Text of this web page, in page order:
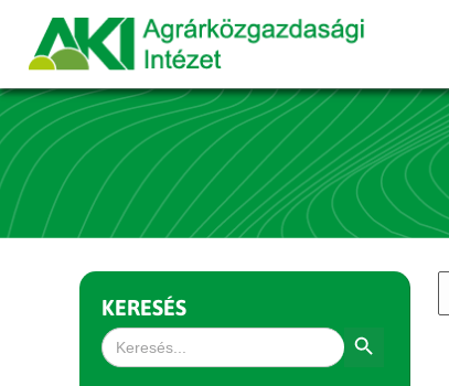
KERESÉS
Search
for: